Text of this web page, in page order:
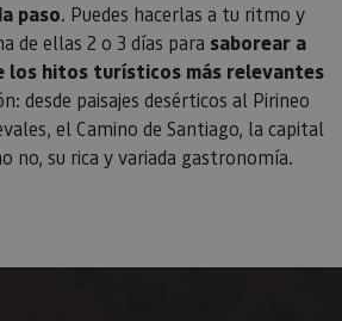
paso. Puedes hacerlas a tu ritmo y
de ellas 2 o 3 días para saborear a
los hitos turísticos más relevantes
desde paisajes desérticos al Pirineo
el Camino de Santiago, la capital
no, su rica y variada gastronomía.